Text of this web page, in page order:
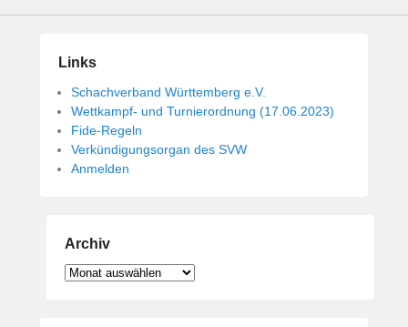
Links
Schachverband Württemberg e.V.
Wettkampf- und Turnierordnung (17.06.2023)
Fide-Regeln
Verkündigungsorgan des SVW
Anmelden
Archiv
Archiv